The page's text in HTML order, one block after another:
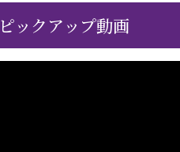
ピックアップ動画